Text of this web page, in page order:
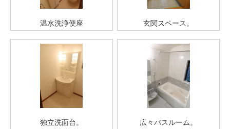
温水洗浄便座 玄関スペース。
独立洗面台。 広々バスルーム。